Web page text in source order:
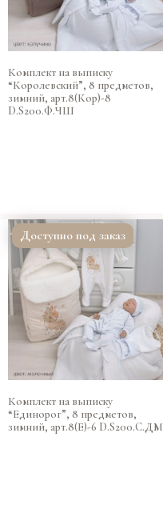
Комплект на выписку
“Королевский”, 8 предметов,
зимний, арт.8(Кор)-8
D.S200.Ф.ЧШ
Доступно под заказ
Комплект на выписку
“Единорог”, 8 предметов,
зимний, арт.8(Е)-6 D.S200.C.ДМ